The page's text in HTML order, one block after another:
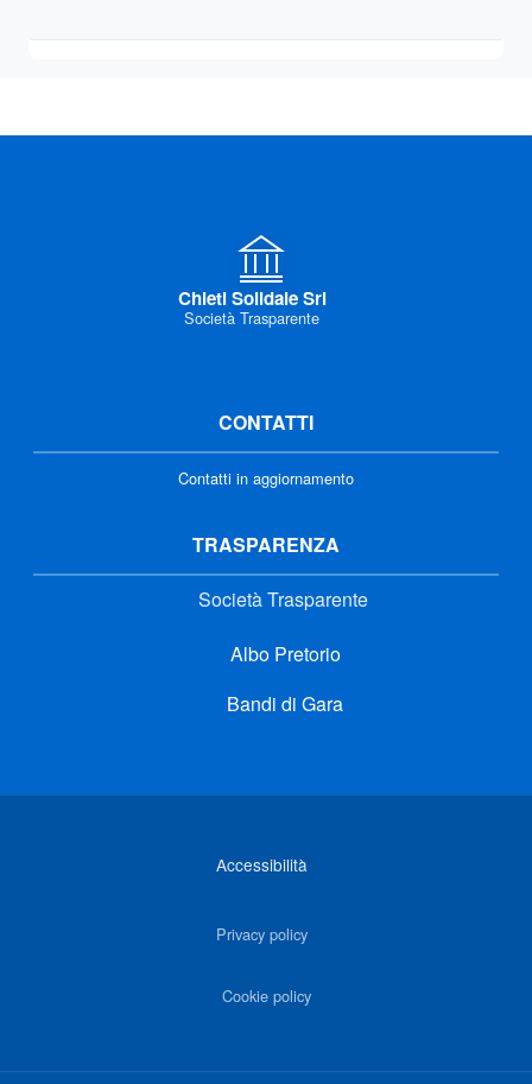
Chieti Solidale Srl
Società Trasparente
CONTATTI
Contatti in aggiornamento
TRASPARENZA
Società Trasparente
Albo Pretorio
Bandi di Gara
Accessibilità
Privacy policy
Cookie policy